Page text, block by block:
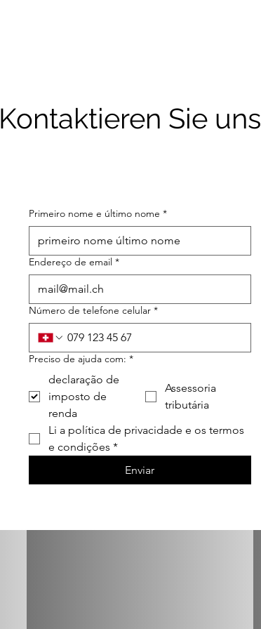
Kontaktieren Sie uns
Primeiro nome e último nome *
Endereço de email *
Número de telefone celular *
Preciso de ajuda com: *
declaração de
imposto de
renda
Assessoria
tributária
Li a política de privacidade e os termos
e condições *
Enviar